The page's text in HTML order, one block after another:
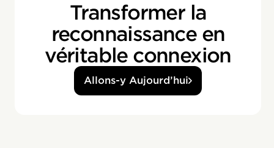
Transformer la
reconnaissance en
véritable connexion
Allons-y Aujourd’hui